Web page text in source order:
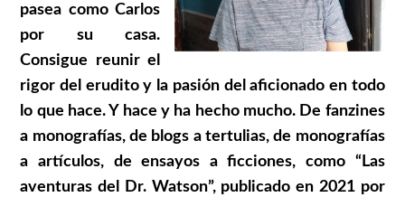
pasea como Carlos
por su casa.
Consigue reunir el
rigor del erudito y la pasión del aficionado en todo
lo que hace. Y hace y ha hecho mucho. De fanzines
a monografías, de blogs a tertulias, de monografías
a artículos, de ensayos a ficciones, como “Las
aventuras del Dr. Watson”, publicado en 2021 por